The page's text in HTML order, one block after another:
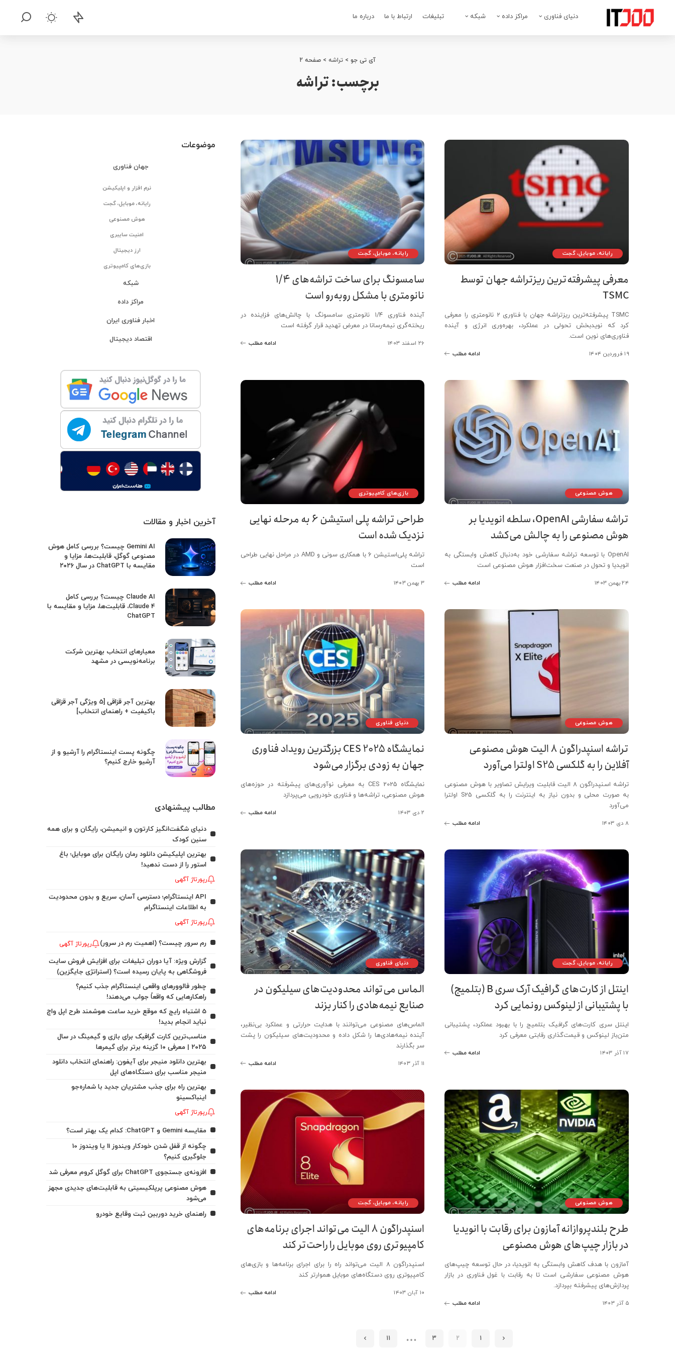
دنیای فناوری مراکز داده شبکه تبلیغات ارتباط با ما درباره ما
آی تی جو > تراشه > صفحه 2
برچسب:تراشه
رایانه، موبایل، گجت
معرفی پیشرفته‌ترین ریزتراشه جهان توسط
TSMC
TSMC پیشرفته‌ترین ریزتراشه جهان با فناوری ۲ نانومتری را معرفی
کرد که نویدبخش تحولی در عملکرد، بهره‌وری انرژی و آینده
فناوری‌های نوین است.
۱۹ فروردین ۱۴۰۴ ادامه مطلب
رایانه، موبایل، گجت
سامسونگ برای ساخت تراشه‌های ۱/۴
نانومتری با مشکل روبه‌رو است
آینده فناوری ۱/۴ نانومتری سامسونگ با چالش‌های فزاینده در
ریخته‌گری نیمه‌رسانا در معرض تهدید قرار گرفته است
۲۶ اسفند ۱۴۰۳ ادامه مطلب
هوش مصنوعی
تراشه سفارشی OpenAI، سلطه انویدیا بر
هوش مصنوعی را به چالش می‌کشد
OpenAI با توسعه تراشه سفارشی خود به‌دنبال کاهش وابستگی به
انویدیا و تحول در صنعت سخت‌افزار هوش مصنوعی است
۲۴ بهمن ۱۴۰۳ ادامه مطلب
بازی‌های کامپیوتری
طراحی تراشه پلی استیشن ۶ به مرحله نهایی
نزدیک شده است
تراشه پلی‌استیشن ۶ با همکاری سونی و AMD در مراحل نهایی طراحی
است
۳ بهمن ۱۴۰۳ ادامه مطلب
هوش مصنوعی
تراشه اسنپدراگون ۸ الیت هوش مصنوعی
آفلاین را به گلکسی S25 اولترا می‌آورد
تراشه اسنپدراگون ۸ الیت قابلیت ویرایش تصاویر با هوش مصنوعی
به صورت محلی و بدون نیاز به اینترنت را به گلکسی S25 اولترا
می‌آورد
۸ دی ۱۴۰۳ ادامه مطلب
دنیای فناوری
نمایشگاه CES 2025 بزرگترین رویداد فناوری
جهان به زودی برگزار می‌شود
نمایشگاه CES 2025 به معرفی نوآوری‌های پیشرفته در حوزه‌های
هوش مصنوعی، تراشه‌ها و فناوری خودرویی می‌پردازد
۲ دی ۱۴۰۳ ادامه مطلب
رایانه، موبایل، گجت
اینتل از کارت‌های گرافیک آرک سری B (بتلمیج)
با پشتیبانی از لینوکس رونمایی کرد
اینتل سری کارت‌های گرافیک بتلمیج را با بهبود عملکرد، پشتیبانی
متن‌باز لینوکس و قیمت‌گذاری رقابتی معرفی کرد
۱۷ آذر ۱۴۰۳ ادامه مطلب
دنیای فناوری
الماس می‌تواند محدودیت‌های سیلیکون در
صنایع نیمه‌هادی را کنار بزند
الماس‌های مصنوعی می‌توانند با هدایت حرارتی و عملکرد بی‌نظیر،
آینده نیمه‌هادی‌ها را شکل داده و محدودیت‌های سیلیکون را پشت
سر بگذارند
۱۱ آذر ۱۴۰۳ ادامه مطلب
هوش مصنوعی
طرح بلندپروازانه آمازون برای رقابت با انویدیا
در بازار چیپ‌های هوش مصنوعی
آمازون با هدف کاهش وابستگی به انویدیا، در حال توسعه چیپ‌های
هوش مصنوعی سفارشی است تا به رقابت با غول فناوری در بازار
پردازش‌های پیشرفته بپردازد.
۵ آذر ۱۴۰۳ ادامه مطلب
رایانه، موبایل، گجت
اسنپدراگون ۸ الیت می‌تواند اجرای برنامه‌های
کامپیوتری روی موبایل را راحت‌تر کند
اسنپدراگون ۸ الیت می‌تواند راه را برای اجرای برنامه‌ها و بازی‌های
کامپیوتری روی دستگاه‌های موبایل هموارتر کند
۱۰ آبان ۱۴۰۳ ادامه مطلب
1
2
3
…
11
موضوعات
جهان فناوری
نرم افزار و اپلیکیشن
رایانه، موبایل، گجت
هوش مصنوعی
امنیت سایبری
ارز دیجیتال
بازی‌های کامپیوتری
شبکه
مراکز داده
اخبار فناوری ایران
اقتصاد دیجیتال
آخرین اخبار و مقالات
Gemini AI چیست؟ بررسی کامل هوش
مصنوعی گوگل، قابلیت‌ها، مزایا و
مقایسه با ChatGPT در سال ۲۰۲۶
Claude AI چیست؟ بررسی کامل
Claude 4، قابلیت‌ها، مزایا و مقایسه با
ChatGPT
معیارهای انتخاب بهترین شرکت
برنامه‌نویسی در مشهد
بهترین آجر قزاقی [5 ویژگی آجر قزاقی
باکیفیت + راهنمای انتخاب]
چگونه پست اینستاگرام را آرشیو و از
آرشیو خارج کنیم؟
مطالب پیشنهادی
دنیای شگفت‌انگیز کارتون و انیمیشن، رایگان و برای همه
سنین کودک
بهترین اپلیکیشن دانلود رمان رایگان برای موبایل؛ باغ
استور را از دست ندهید!
رپورتاژ آگهی
API اینستاگرام؛ دسترسی آسان، سریع و بدون محدودیت
به اطلاعات اینستاگرام
رپورتاژ آگهی
رم سرور چیست؟ (اهمیت رم در سرور) رپورتاژ آگهی
گزارش ویژه: آیا دوران تبلیغات برای افزایش فروش سایت
فروشگاهی به پایان رسیده است؟ (استراتژی جایگزین)
چطور فالوورهای واقعی اینستاگرام جذب کنیم؟
راهکارهایی که واقعاً جواب می‌دهند!
5 اشتباه رایج که موقع خرید ساعت هوشمند طرح اپل واچ
نباید انجام بدید!
مناسب‌ترین کارت گرافیک برای بازی و گیمینگ در سال
۲۰۲۵ | معرفی ۱۰ گزینه برتر برای گیمرها
بهترین دانلود منیجر برای آیفون: راهنمای انتخاب دانلود
منیجر مناسب برای دستگاه‌های اپل
بهترین راه برای جذب مشتریان جدید با شماره‌جو
اینباکسینو
رپورتاژ آگهی
مقایسه Gemini و ChatGPT: کدام یک بهتر است؟
چگونه از قفل شدن خودکار ویندوز 11 یا ویندوز 10
جلوگیری کنیم؟
افزونه‌ی جستجوی ChatGPT برای گوگل کروم معرفی شد
هوش مصنوعی پرپلکیسیتی به قابلیت‌های جدیدی مجهز
می‌شود
راهنمای خرید دوربین ثبت وقایع خودرو